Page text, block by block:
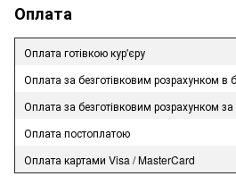
Оплата
Оплата готівкою кур'єру
Оплата за безготівковим розрахунком в
Оплата за безготівковим розрахунком
Оплата постоплатою
Оплата картами Visa / MasterCard